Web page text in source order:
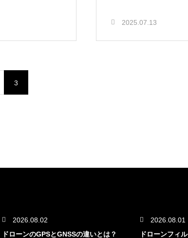
2025.07.13
3
2026.08.02
ドローンのGPSとGNSSの違いとは？
2026.08.01
ドローンフィ